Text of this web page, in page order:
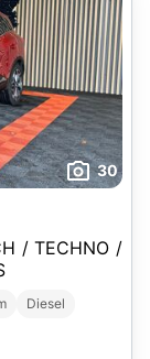
30
/ TECHNO /
Diesel